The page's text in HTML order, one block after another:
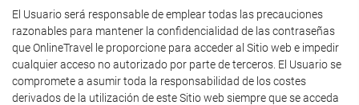
El Usuario será responsable de emplear todas las precauciones
razonables para mantener la confidencialidad de las contraseñas
que OnlineTravel le proporcione para acceder al Sitio web e impedir
cualquier acceso no autorizado por parte de terceros. El Usuario se
compromete a asumir toda la responsabilidad de los costes
derivados de la utilización de este Sitio web siempre que se acceda